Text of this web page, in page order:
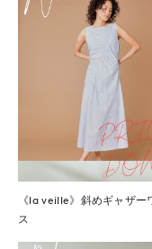
《la veille》斜めギャザー
ス